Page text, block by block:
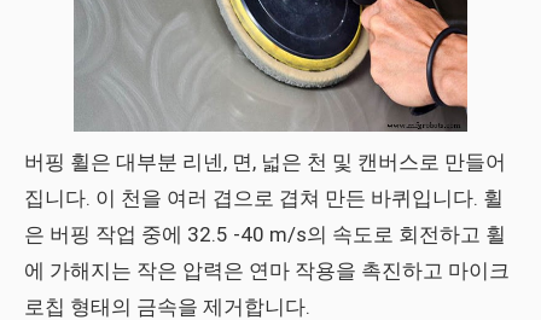
버핑 휠은 대부분 리넨, 면, 넓은 천 및 캔버스로 만들어
집니다. 이 천을 여러 겹으로 겹쳐 만든 바퀴입니다. 휠
은 버핑 작업 중에 32.5 -40 m/s의 속도로 회전하고 휠
에 가해지는 작은 압력은 연마 작용을 촉진하고 마이크
로칩 형태의 금속을 제거합니다.